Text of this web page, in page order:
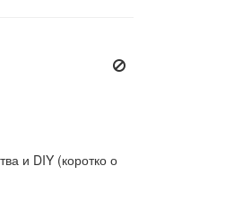
и DIY (коротко о